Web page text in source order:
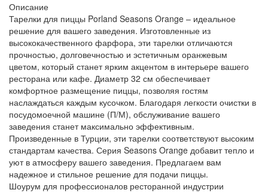
Описание
Тарелки для пиццы Porland Seasons Orange – идеальное
решение для вашего заведения. Изготовленные из
высококачественного фарфора, эти тарелки отличаются
прочностью, долговечностью и эстетичным оранжевым
цветом, который станет ярким акцентом в интерьере вашего
ресторана или кафе. Диаметр 32 см обеспечивает
комфортное размещение пиццы, позволяя гостям
наслаждаться каждым кусочком. Благодаря легкости очистки в
посудомоечной машине (П/М), обслуживание вашего
заведения станет максимально эффективным.
Произведенные в Турции, эти тарелки соответствуют высоким
стандартам качества. Серия Seasons Orange добавит тепло и
уют в атмосферу вашего заведения. Предлагаем вам
надежное и стильное решение для подачи пиццы.
Шоурум для профессионалов ресторанной индустрии